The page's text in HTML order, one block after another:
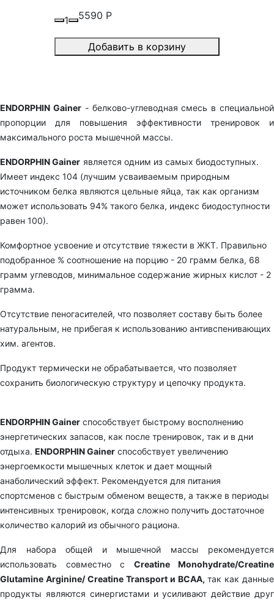
1 5590 Р
Добавить в корзину
ENDORPHIN Gainer- белково-углеводная смесь в специальной
пропорции для повышения эффективности тренировок и
максимального роста мышечной массы.
ENDORPHIN Gainer является одним из самых биодоступных.
Имеет индекс 104 (лучшим усваиваемым природным
источником белка являются цельные яйца, так как организм
может использовать 94% такого белка, индекс биодоступности
равен 100).
Комфортное усвоение и отсутствие тяжести в ЖКТ. Правильно
подобранное % соотношение на порцию - 20 грамм белка, 68
грамм углеводов, минимальное содержание жирных кислот - 2
грамма.
Отсутствие пеногасителей, что позволяет составу быть более
натуральным, не прибегая к использованию антивспенивающих
хим. агентов.
Продукт термически не обрабатывается, что позволяет
сохранить биологическую структуру и цепочку продукта.
ENDORPHIN Gainer способствует быстрому восполнению
энергетических запасов, как после тренировок, так и в дни
отдыха. ENDORPHIN Gainer способствует увеличению
энергоемкости мышечных клеток и дает мощный
анаболический эффект. Рекомендуется для питания
спортсменов с быстрым обменом веществ, а также в периоды
интенсивных тренировок, когда сложно получить достаточное
количество калорий из обычного рациона.
Для набора общей и мышечной массы рекомендуется
использовать совместно с Creatine Monohydrate/Creatine
Glutamine Arginine/ Creatine Transport и BCAA, так как данные
продукты являются синергистами и усиливают действие друг